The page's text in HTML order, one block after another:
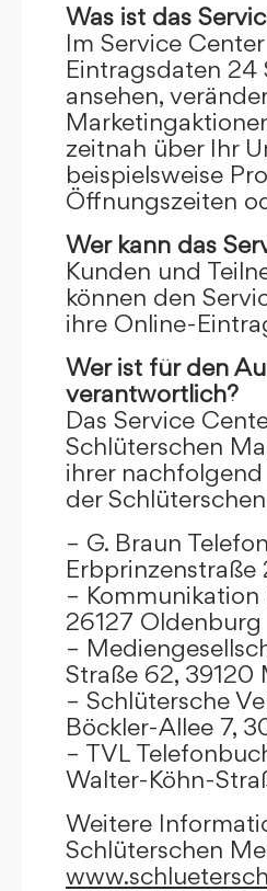
Was ist das
Im Service
Eintragsdaten
ansehen,
zeitnah über Ihr
beispielsweise
Öffnungszeiten
Wer kann das
Kunden und
können den
ihre Online-
Wer ist für den
verantwortlich?
Das Service
Schlüterschen
ihrer
der
– G. Braun
Erbprinzenstraße
–
26127 Oldenburg
–
Straße 62, 39120
– Schlütersche
Böckler-Allee 7,
– TVL
Walter-Köhn-
Weitere
Schlüterschen